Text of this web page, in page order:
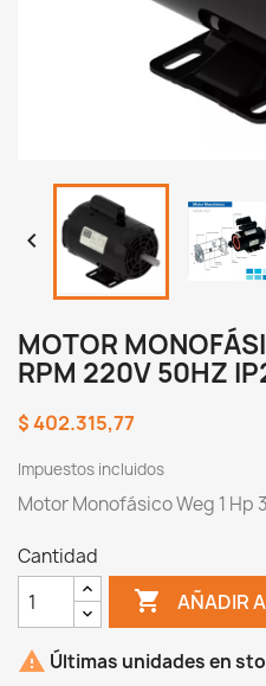

MOTOR
RPM 220V 50HZ
$ 402.315,77
Impuestos incluidos
Motor Monofásico Weg 1 Hp
Cantidad
 AÑADIR
 Últimas unidades en